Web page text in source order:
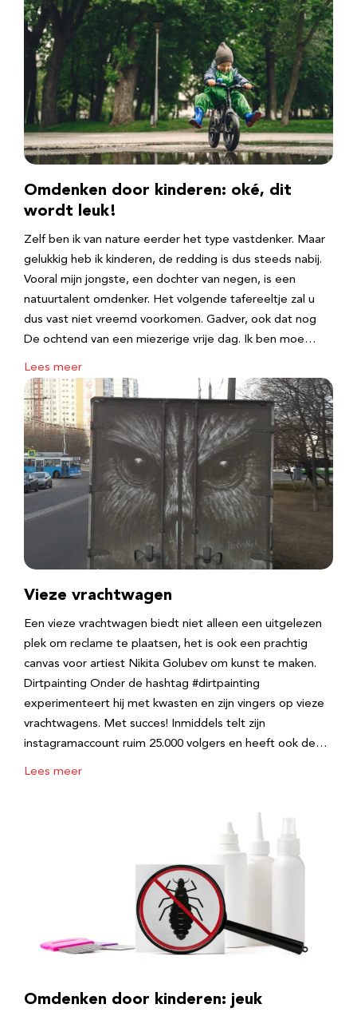
Omdenken door kinderen: oké, dit
wordt leuk!
Zelf ben ik van nature eerder het type vastdenker. Maar
gelukkig heb ik kinderen, de redding is dus steeds nabij.
Vooral mijn jongste, een dochter van negen, is een
natuurtalent omdenker. Het volgende tafereeltje zal u
dus vast niet vreemd voorkomen. Gadver, ook dat nog
De ochtend van een miezerige vrije dag. Ik ben moe…
Lees meer
Vieze vrachtwagen
Een vieze vrachtwagen biedt niet alleen een uitgelezen
plek om reclame te plaatsen, het is ook een prachtig
canvas voor artiest Nikita Golubev om kunst te maken.
Dirtpainting Onder de hashtag #dirtpainting
experimenteert hij met kwasten en zijn vingers op vieze
vrachtwagens. Met succes! Inmiddels telt zijn
instagramaccount ruim 25.000 volgers en heeft ook de…
Lees meer
Omdenken door kinderen: jeuk